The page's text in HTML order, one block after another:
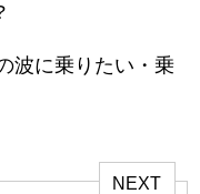
波に乗りたい・乗
NEXT